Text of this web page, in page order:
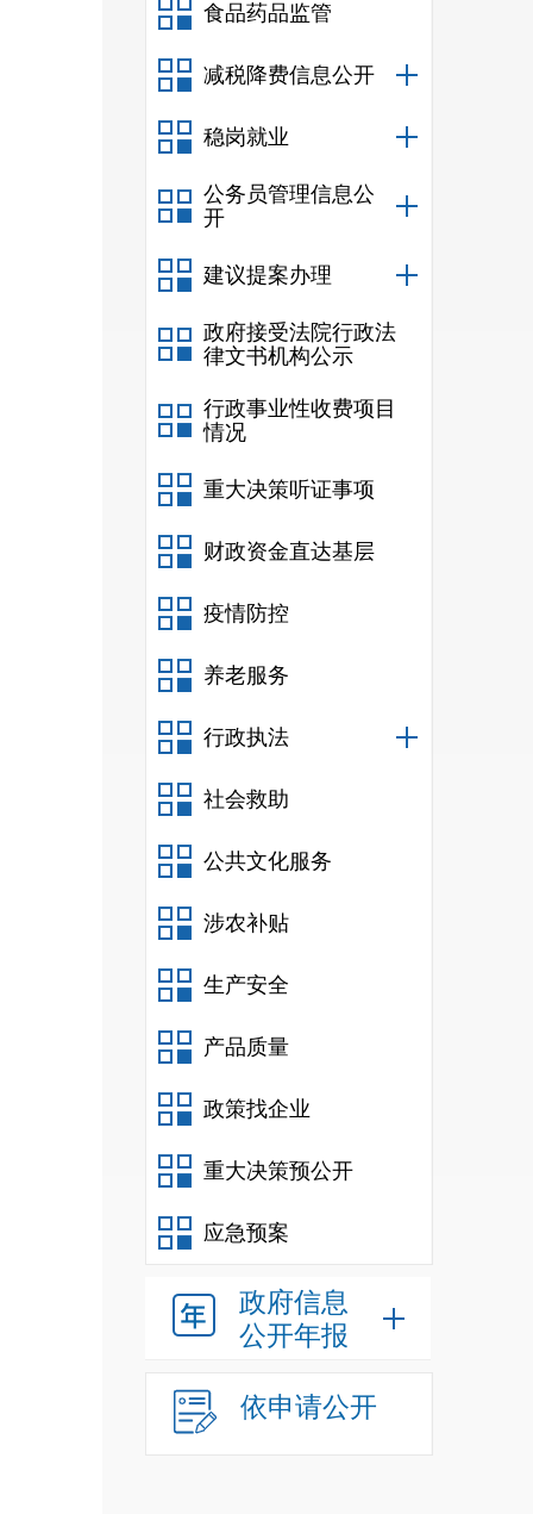
食品药品监管
减税降费信息公开
稳岗就业
公务员管理信息公
开
建议提案办理
政府接受法院行政法
律文书机构公示
行政事业性收费项目
情况
重大决策听证事项
财政资金直达基层
疫情防控
养老服务
行政执法
社会救助
公共文化服务
涉农补贴
生产安全
产品质量
政策找企业
重大决策预公开
应急预案
政府信息
公开年报
依申请公开